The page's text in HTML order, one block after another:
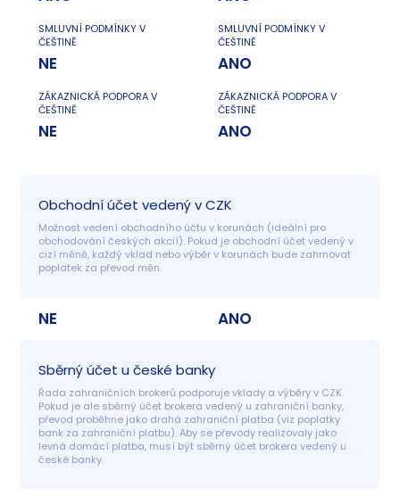
SMLUVNÍ PODMÍNKY V
ČEŠTINĚ
NE
ZÁKAZNICKÁ PODPORA V
ČEŠTINĚ
NE
SMLUVNÍ PODMÍNKY V
ČEŠTINĚ
ANO
ZÁKAZNICKÁ PODPORA V
ČEŠTINĚ
ANO
Obchodní účet vedený v CZK
Možnost vedení obchodního účtu v korunách (ideální pro
obchodování českých akcií). Pokud je obchodní účet vedený v
cizí měně, každý vklad nebo výběr v korunách bude zahrnovat
poplatek za převod měn.
NE ANO
Sběrný účet u české banky
Řada zahraničních brokerů podporuje vklady a výběry v CZK.
Pokud je ale sběrný účet brokera vedený u zahraniční banky,
převod proběhne jako drahá zahraniční platba (viz poplatky
bank za zahraniční platbu). Aby se převody realizovaly jako
levná domácí platba, musí být sběrný účet brokera vedený u
české banky.